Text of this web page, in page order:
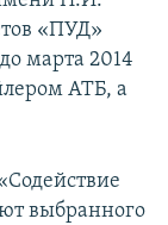
«ПУД»
марта 2014
АТБ, а
выбранного